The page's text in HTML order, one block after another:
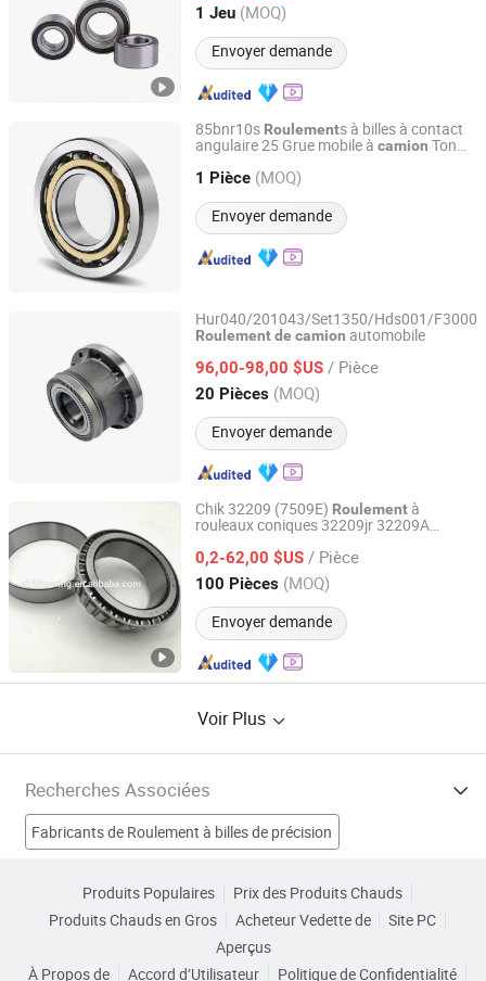
1 Jeu (MOQ)
Envoyer demande
Shandong, China Depuis 2025
85bnr10s Roulements à billes à contact
angulaire 25 Grue mobile à camion Ton
Qy25D531r
1 Pièce (MOQ)
Envoyer demande
Luoyang Monton Bearing Science & Technology Co., Ltd.
Henan, China Depuis 2023
Hur040/201043/Set1350/Hds001/
Roulementde camion automobile
96,00-98,00 $US / Pièce
20 Pièces (MOQ)
Envoyer demande
Yiwu Taoqi E-Commerce Firm
Zhejiang, China Depuis 2024
Chik 32209 (7509E) Roulement à
rouleaux coniques 32209jr 32209A
demoteur decamionet
roulement d'excavateur
0,2-62,00 $US / Pièce
100 Pièces (MOQ)
Envoyer demande
Shandong Chik Bearing Co., Ltd.
Shandong, China Depuis 2017
Voir Plus
Recherches Associées
Fabricants de Roulement à billes de précision
Fabricants de Roulement à aiguilles Fabricants de Camion
Produits Populaires
Prix des Produits Chauds
Produits Chauds en Gros
Acheteur Vedette de
Site PC
Aperçus
À Propos de
Accord d’Utilisateur Politique de Confidentialité